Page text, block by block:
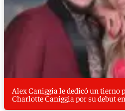
Alex Caniggia le dedicó un tierno
Charlotte Caniggia por su debut